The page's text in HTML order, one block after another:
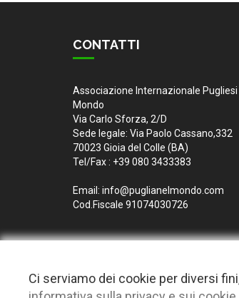
CONTATTI
Associazione Internazionale Pugliesi
Mondo
Via Carlo Sforza, 2/D
Sede legale: Via Paolo Cassano,332
70023 Gioia del Colle (BA)
Tel/Fax : +39 080 3433383
Email: info@puglianelmondo.com
Cod.Fiscale 91074030726
Ci serviamo dei cookie per diversi